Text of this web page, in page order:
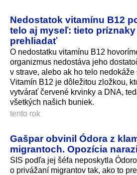
Nedostatok vitamínu B12
telo aj myseľ: tieto
prehliadať
O nedostatku vitamínu B12
organizmus nedostáva jeho
v strave, alebo ak ho telo
Vitamín B12 je dôležitou zložkou,
vytvárať červené krvinky a DNA,
všetkých našich buniek.
tento rok
Gašpar obvinil Ódora z
migrantoch. Opozícia
SIS podľa jej šéfa neposkytla
o privážaní migrantov tak, ako to